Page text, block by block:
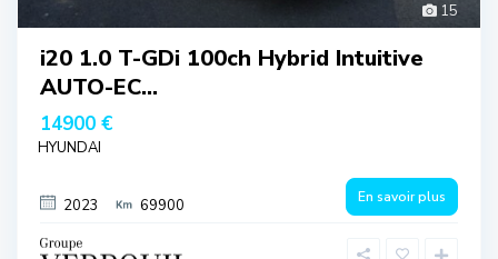
15
i20 1.0 T-GDi 100ch Hybrid Intuitive
AUTO-EC...
14900 €
HYUNDAI
2023 69900 En savoir plus